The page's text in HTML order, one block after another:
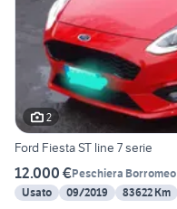
2
Ford Fiesta ST line 7 serie
12.000 €Peschiera Borromeo
Usato
09/2019 83622 Km